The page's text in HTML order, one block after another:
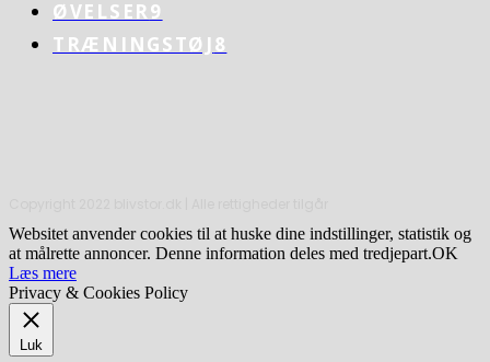
ØVELSER9
TRÆNINGSTØJ 8
Websitet anvender cookies til at huske dine indstillinger, statistik og
at målrette annoncer. Denne information deles med tredjepart.OK
Læs mere
Privacy & Cookies Policy
Luk